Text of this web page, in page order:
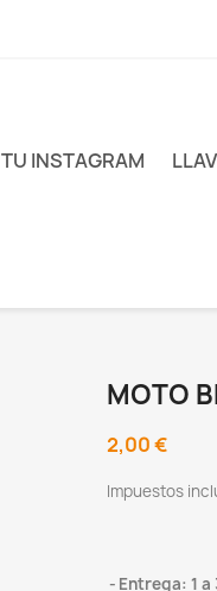
TU INSTAGRAM
MOTO
2,00 €
Impuestos
Entrega: 1 a